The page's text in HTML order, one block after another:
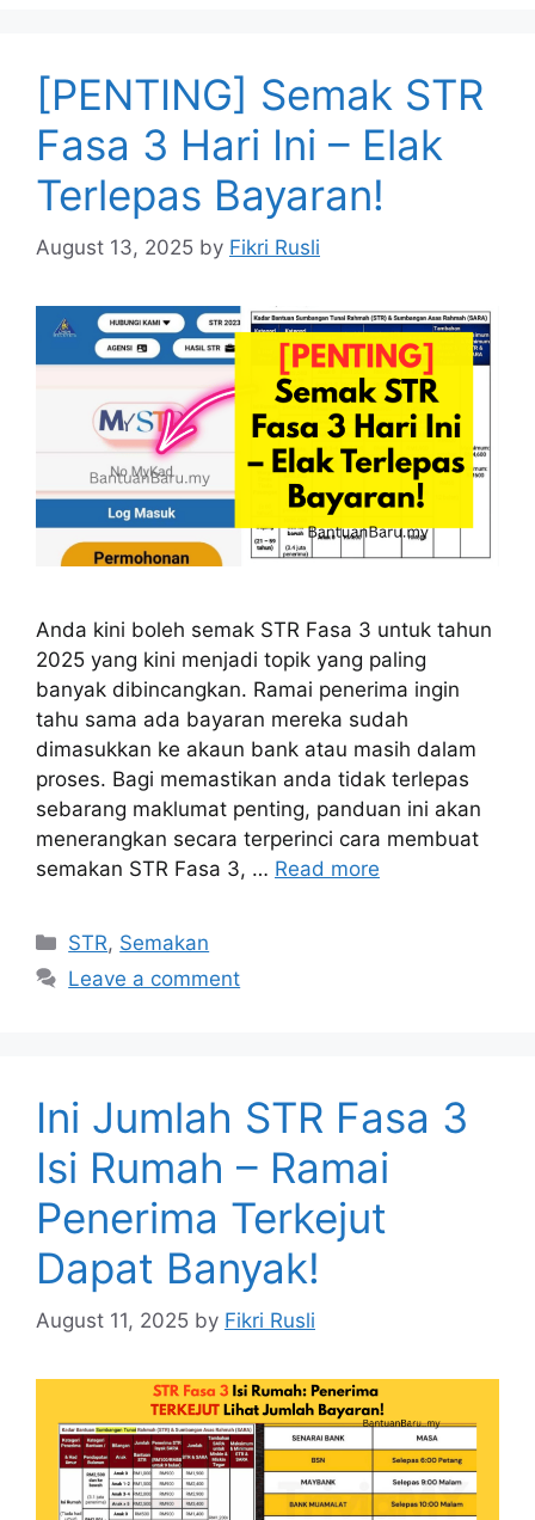
[PENTING] Semak STR
Fasa 3 Hari Ini – Elak
Terlepas Bayaran!
August 13, 2025 by Fikri Rusli
Anda kini boleh semak STR Fasa 3 untuk tahun
2025 yang kini menjadi topik yang paling
banyak dibincangkan. Ramai penerima ingin
tahu sama ada bayaran mereka sudah
dimasukkan ke akaun bank atau masih dalam
proses. Bagi memastikan anda tidak terlepas
sebarang maklumat penting, panduan ini akan
menerangkan secara terperinci cara membuat
semakan STR Fasa 3, … Read more
Categories
STR, Semakan
Leave a comment
Ini Jumlah STR Fasa 3
Isi Rumah – Ramai
Penerima Terkejut
Dapat Banyak!
August 11, 2025 by Fikri Rusli